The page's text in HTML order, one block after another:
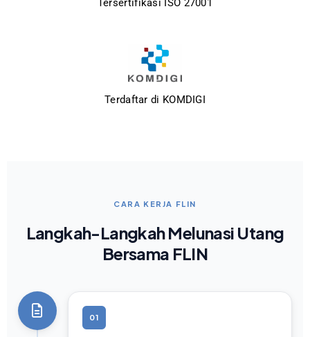
Terdaftar di KOMDIGI
CARA KERJA FLIN
Langkah-Langkah Melunasi Utang
Bersama FLIN
01